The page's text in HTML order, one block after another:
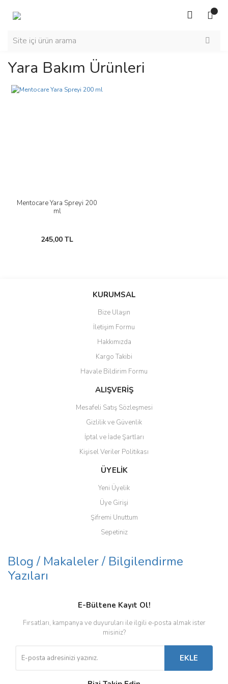
Yara Bakım Ürünleri
Mentocare Yara Spreyi 200
ml
245,00 TL
KURUMSAL
Bize Ulaşın
İletişim Formu
Hakkımızda
Kargo Takibi
Havale Bildirim Formu
ALIŞVERİŞ
Mesafeli Satış Sözleşmesi
Gizlilik ve Güvenlik
İptal ve İade Şartları
Kişisel Veriler Politikası
ÜYELİK
Yeni Üyelik
Üye Girişi
Şifremi Unuttum
Sepetiniz
Blog / Makaleler / Bilgilendirme
Yazıları
E-Bültene Kayıt Ol!
Fırsatları, kampanya ve duyuruları ile ilgili e-posta almak ister
misiniz?
EKLE